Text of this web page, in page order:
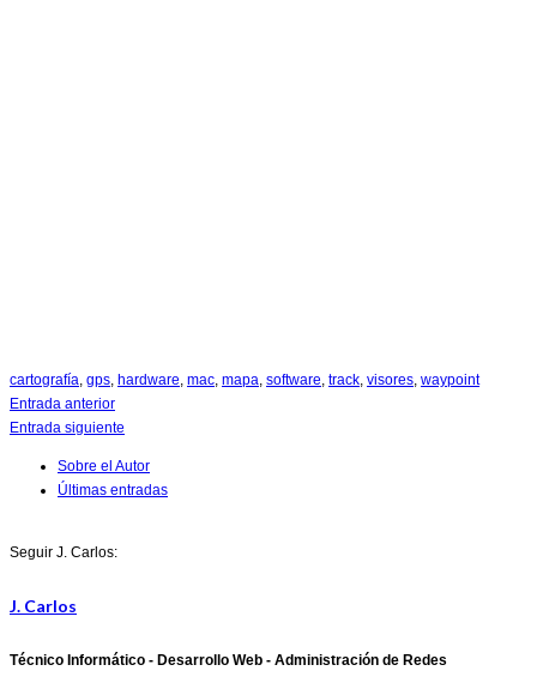
cartografía gps hardware mac mapa software track visores waypoint
Entrada anterior
Entrada siguiente
Sobre el Autor
Últimas entradas
Seguir J. Carlos:
J. Carlos
Técnico Informático - Desarrollo Web - Administración de Redes